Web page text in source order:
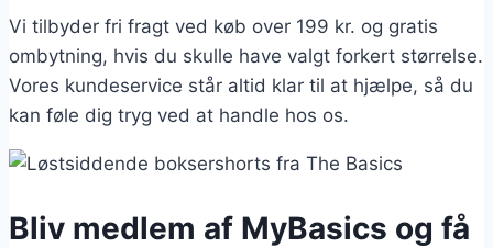
Vi tilbyder fri fragt ved køb over 199 kr. og gratis
ombytning, hvis du skulle have valgt forkert størrelse.
Vores kundeservice står altid klar til at hjælpe, så du
kan føle dig tryg ved at handle hos os.
Bliv medlem af MyBasics og få